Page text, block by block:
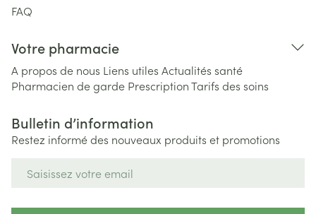
FAQ
Votre pharmacie
A propos de nous Liens utiles Actualités santé
Pharmacien de garde PrescriptionTarifs des soins
Bulletin d’information
Restez informé des nouveaux produits et promotions